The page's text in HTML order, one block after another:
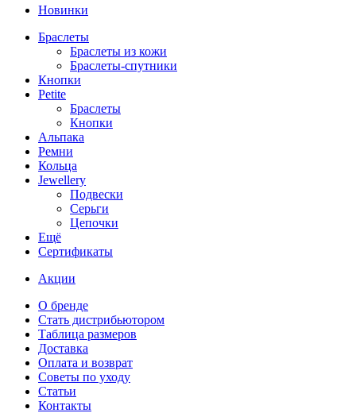
Новинки
Браслеты
Браслеты из кожи
Браслеты-спутники
Кнопки
Petite
Браслеты
Кнопки
Альпака
Ремни
Кольца
Jewellery
Подвески
Серьги
Цепочки
Ещё
Сертификаты
Акции
О бренде
Стать дистрибьютором
Таблица размеров
Доставка
Оплата и возврат
Советы по уходу
Статьи
Контакты